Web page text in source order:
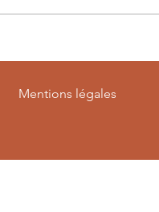
Mentions légales